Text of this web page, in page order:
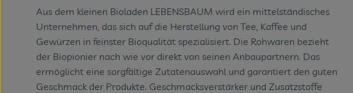
Aus dem kleinen Bioladen LEBENSBAUM wird ein mittelständisches
Unternehmen, das sich auf die Herstellung von Tee, Kaffee und
Gewürzen in feinster Bioqualität spezialisiert. Die Rohwaren bezieht
der Biopionier nach wie vor direkt von seinen Anbaupartnern. Das
ermöglicht eine sorgfältige Zutatenauswahl und garantiert den guten
Geschmack der Produkte. Geschmacksverstärker und Zusatzstoffe